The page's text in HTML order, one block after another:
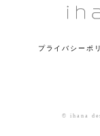
プライバシーポ
© ihana